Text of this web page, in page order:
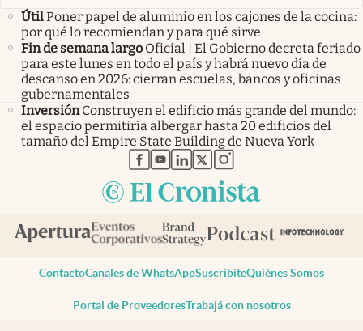
ÚtilPoner papel de aluminio en los cajones de la cocina:
por qué lo recomiendan y para qué sirve
Fin de semana largo Oficial | El Gobierno decreta feriado
para este lunes en todo el país y habrá nuevo día de
descanso en 2026: cierran escuelas, bancos y oficinas
gubernamentales
Inversión Construyen el edificio más grande del mundo:
el espacio permitiría albergar hasta 20 edificios del
tamaño del Empire State Building de Nueva York
abre en nueva pestaña
abre en nueva pestaña
abre en nueva pestaña
abre en nueva pestaña
abre en nueva pestaña
ContactoCanales de WhatsAppSuscribiteQuiénes Somos
Portal de ProveedoresTrabajá con nosotros